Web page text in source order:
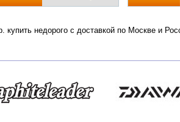
купить недорого с доставкой по Москве и